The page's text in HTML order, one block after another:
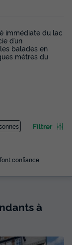
immédiate du lac
d’un
balades en
mètres du
Filtrer
à